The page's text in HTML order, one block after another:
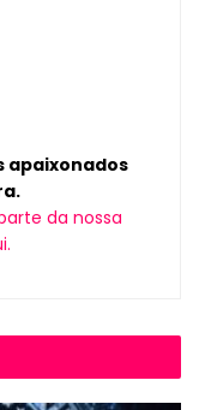
apaixonados
da nossa